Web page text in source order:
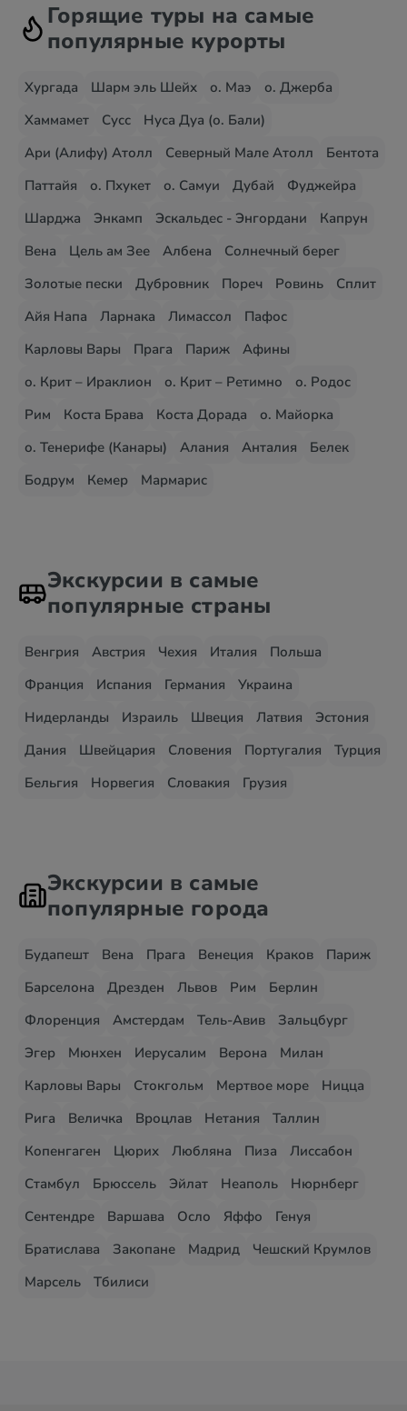
Горящие туры на самые
популярные курорты
Хургада Шарм эль Шейх о. Маэ
о. Джерба
Хаммамет
Сусс
Нуса Дуа (о. Бали)
Ари (Алифу) Атолл
Северный Мале Атолл
Бентота
Паттайя
о. Пхукет о. Самуи Дубай
Фуджейра
Шарджа
Энкамп Эскальдес - Энгордани
Капрун
Вена
Цель ам Зее Албена
Солнечный берег
Золотые пески
Дубровник Пореч Ровинь
Сплит
Айя Напа
Ларнака Лимассол
Пафос
Карловы Вары
Прага Париж
Афины
о. Крит – Ираклион
о. Крит – Ретимно
о. Родос
Рим
Коста Брава Коста Дорада
о. Майорка
о. Тенерифе (Канары)
Алания Анталия
Белек
Бодрум
Кемер Мармарис
Экскурсии в самые
популярные страны
Венгрия Австрия Чехия Италия
Польша
Франция
Испания Германия
Украина
Нидерланды
Израиль Швеция Латвия
Эстония
Дания
Швейцария Словения Португалия
Турция
Бельгия
Норвегия Словакия Грузия
Экскурсии в самые
популярные города
Будапешт Вена Прага Венеция Краков
Париж
Барселона
Дрезден Львов Рим
Берлин
Флоренция
Амстердам Тель-Авив
Зальцбург
Эгер
Мюнхен Иерусалим Верона
Милан
Карловы Вары
Стокгольм Мертвое море
Ницца
Рига
Величка Вроцлав Нетания
Таллин
Копенгаген
Цюрих Любляна Пиза
Лиссабон
Стамбул
Брюссель Эйлат Неаполь
Нюрнберг
Сентендре
Варшава Осло Яффо
Генуя
Братислава
Закопане Мадрид
Чешский Крумлов
Марсель
Тбилиси